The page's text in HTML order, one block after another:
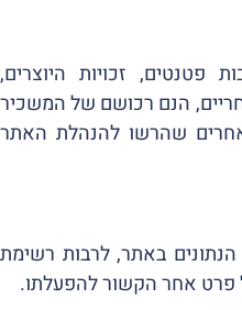
פטנטים, זכויות היוצרים,
הנם רכושם של המשכיר
שהרשו להנהלת האתר
באתר, לרבות רשימת
פרט אחר הקשור להפעלתו.